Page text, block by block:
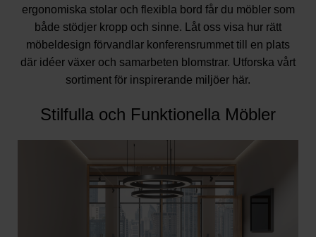
ergonomiska stolar och flexibla bord får du möbler som
både stödjer kropp och sinne. Låt oss visa hur rätt
möbeldesign förvandlar konferensrummet till en plats
där idéer växer och samarbeten blomstrar. Utforska vårt
sortiment för inspirerande miljöer här.
Stilfulla och Funktionella Möbler